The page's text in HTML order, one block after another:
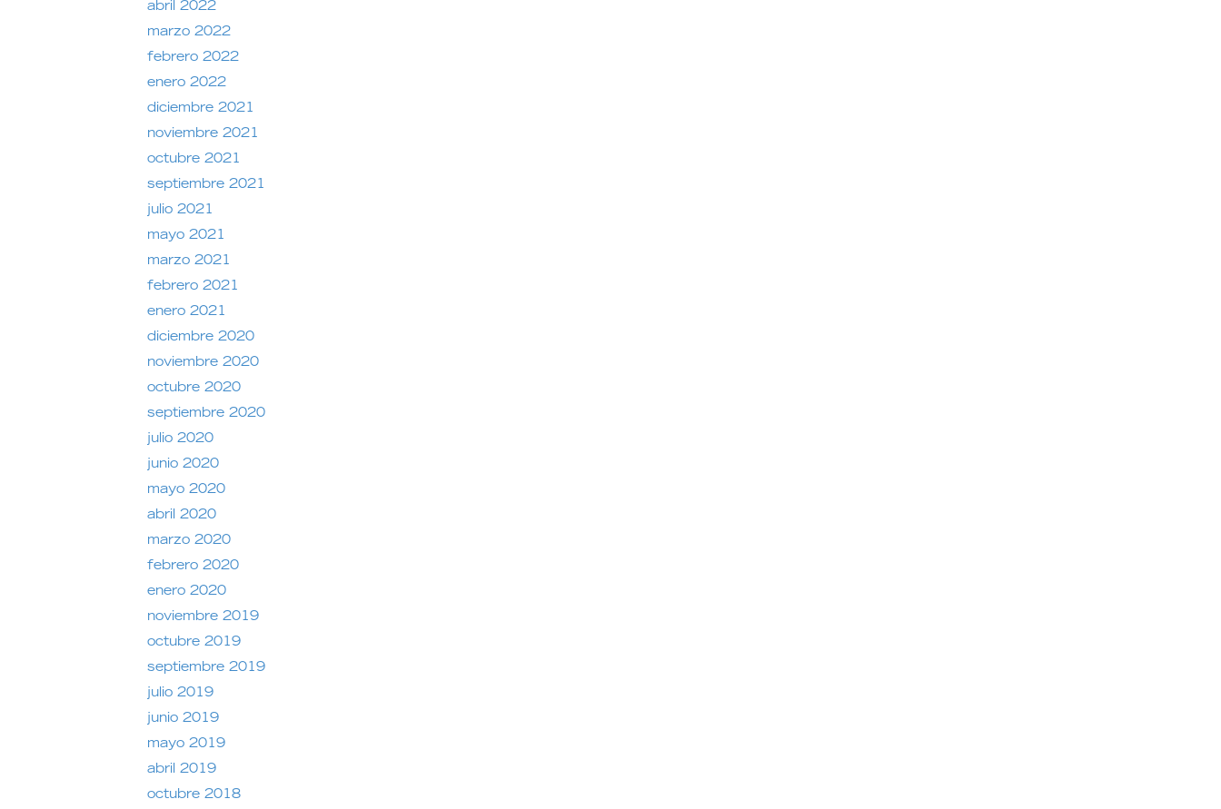
abril 2022
marzo 2022
febrero 2022
enero 2022
diciembre 2021
noviembre 2021
octubre 2021
septiembre 2021
julio 2021
mayo 2021
marzo 2021
febrero 2021
enero 2021
diciembre 2020
noviembre 2020
octubre 2020
septiembre 2020
julio 2020
junio 2020
mayo 2020
abril 2020
marzo 2020
febrero 2020
enero 2020
noviembre 2019
octubre 2019
septiembre 2019
julio 2019
junio 2019
mayo 2019
abril 2019
octubre 2018